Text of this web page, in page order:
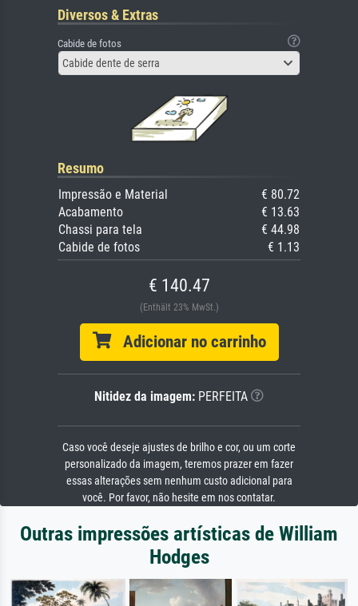
Diversos & Extras
Cabide de fotos
Cabide dente de serra
Resumo
Impressão e Material
€ 80.72
Acabamento
€ 13.63
Chassi para tela
€ 44.98
Cabide de fotos
€ 1.13
€ 140.47
(Enthält 23% MwSt.)
Adicionar no carrinho
Nitidez da imagem: PERFEITA
Caso você deseje ajustes de brilho e cor, ou um corte
personalizado da imagem, teremos prazer em fazer
essas alterações sem nenhum custo adicional para
você. Por favor, não hesite em nos contatar.
Outras impressões artísticas de William
Hodges